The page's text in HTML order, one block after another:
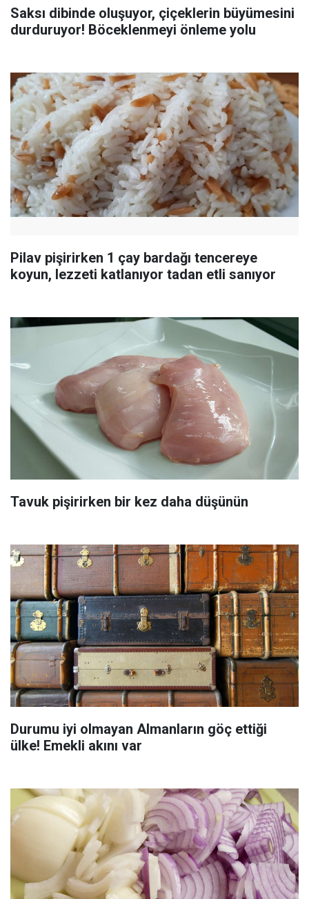
Saksı dibinde oluşuyor, çiçeklerin büyümesini
durduruyor! Böceklenmeyi önleme yolu
Pilav pişirirken 1 çay bardağı tencereye
koyun, lezzeti katlanıyor tadan etli sanıyor
Tavuk pişirirken bir kez daha düşünün
Durumu iyi olmayan Almanların göç ettiği
ülke! Emekli akını var